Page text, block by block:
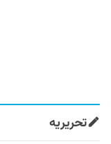
تحریریه